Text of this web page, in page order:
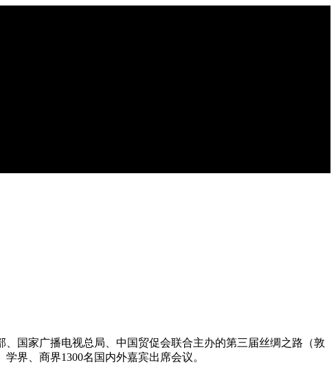
国家广播电视总局、中国贸促会联合主办的第三届丝绸之路（敦
界、商界1300名国内外嘉宾出席会议。